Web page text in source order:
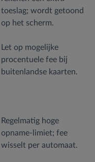
toeslag; wordt getoond
op het scherm.
Let op mogelijke
procentuele fee bij
buitenlandse kaarten.
Regelmatig hoge
opname-limiet; fee
wisselt per automaat.